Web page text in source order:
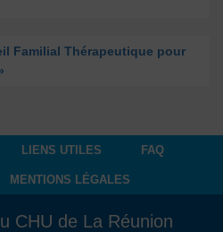
Familial Thérapeutique pour
LIENS UTILES FAQ
MENTIONS LÉGALES
CHU de La Réunion